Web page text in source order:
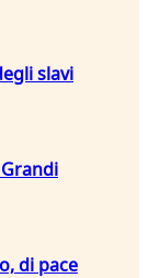
slavi
di pace